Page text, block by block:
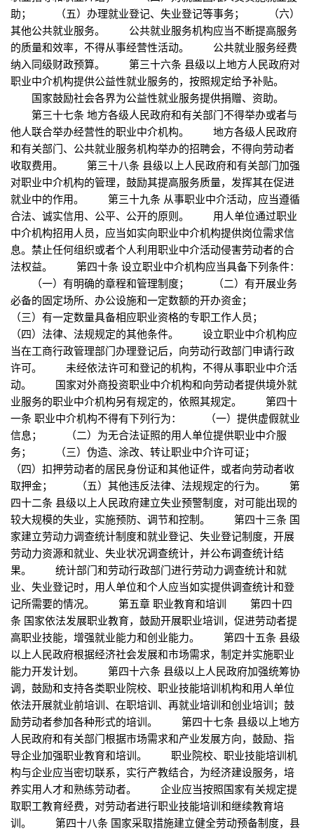
助； （五）办理就业登记、失业登记等事务； （六）
其他公共就业服务。 公共就业服务机构应当不断提高服务
的质量和效率，不得从事经营性活动。 公共就业服务经费
纳入同级财政预算。 第三十六条 县级以上地方人民政府对
职业中介机构提供公益性就业服务的，按照规定给予补贴。
国家鼓励社会各界为公益性就业服务提供捐赠、资助。
第三十七条 地方各级人民政府和有关部门不得举办或者与
他人联合举办经营性的职业中介机构。 地方各级人民政府
和有关部门、公共就业服务机构举办的招聘会，不得向劳动者
收取费用。 第三十八条 县级以上人民政府和有关部门加强
对职业中介机构的管理，鼓励其提高服务质量，发挥其在促进
就业中的作用。 第三十九条 从事职业中介活动，应当遵循
合法、诚实信用、公平、公开的原则。 用人单位通过职业
中介机构招用人员，应当如实向职业中介机构提供岗位需求信
息。禁止任何组织或者个人利用职业中介活动侵害劳动者的合
法权益。 第四十条 设立职业中介机构应当具备下列条件：
（一）有明确的章程和管理制度； （二）有开展业务
必备的固定场所、办公设施和一定数额的开办资金；
（三）有一定数量具备相应职业资格的专职工作人员；
（四）法律、法规规定的其他条件。 设立职业中介机构应
当在工商行政管理部门办理登记后，向劳动行政部门申请行政
许可。 未经依法许可和登记的机构，不得从事职业中介活
动。 国家对外商投资职业中介机构和向劳动者提供境外就
业服务的职业中介机构另有规定的，依照其规定。 第四十
一条 职业中介机构不得有下列行为： （一）提供虚假就业
信息； （二）为无合法证照的用人单位提供职业中介服
务； （三）伪造、涂改、转让职业中介许可证；
（四）扣押劳动者的居民身份证和其他证件，或者向劳动者收
取押金； （五）其他违反法律、法规规定的行为。 第
四十二条 县级以上人民政府建立失业预警制度，对可能出现的
较大规模的失业，实施预防、调节和控制。 第四十三条 国
家建立劳动力调查统计制度和就业登记、失业登记制度，开展
劳动力资源和就业、失业状况调查统计，并公布调查统计结
果。 统计部门和劳动行政部门进行劳动力调查统计和就
业、失业登记时，用人单位和个人应当如实提供调查统计和登
记所需要的情况。 第五章 职业教育和培训 第四十四
条 国家依法发展职业教育，鼓励开展职业培训，促进劳动者提
高职业技能，增强就业能力和创业能力。 第四十五条 县级
以上人民政府根据经济社会发展和市场需求，制定并实施职业
能力开发计划。 第四十六条 县级以上人民政府加强统筹协
调，鼓励和支持各类职业院校、职业技能培训机构和用人单位
依法开展就业前培训、在职培训、再就业培训和创业培训；鼓
励劳动者参加各种形式的培训。 第四十七条 县级以上地方
人民政府和有关部门根据市场需求和产业发展方向，鼓励、指
导企业加强职业教育和培训。 职业院校、职业技能培训机
构与企业应当密切联系，实行产教结合，为经济建设服务，培
养实用人才和熟练劳动者。 企业应当按照国家有关规定提
取职工教育经费，对劳动者进行职业技能培训和继续教育培
训。 第四十八条 国家采取措施建立健全劳动预备制度，县